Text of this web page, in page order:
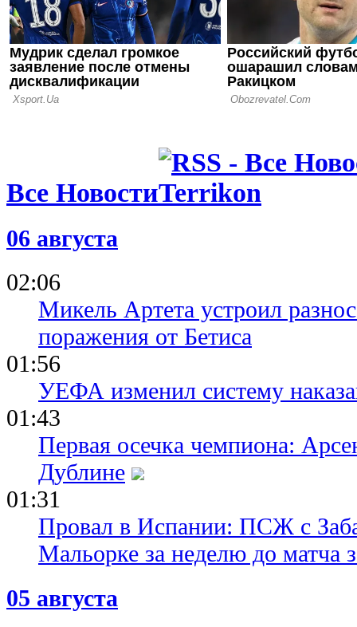
судебным
Инфантино
Все Новости
06 августа
02:06
Микель Артета устроил
поражения от Бетиса
01:56
УЕФА изменил систему
01:43
Первая осечка чемпиона:
Дублине
01:31
Провал в Испании: ПСЖ с
Мальорке за неделю до матча
05 августа